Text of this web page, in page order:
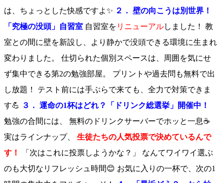
は、ちょっとした快感ですよ✨ ２． 壁の向こうは別世界！
「究極の没頭」自習室 自習室を リニューアルしました！ 教
室との間に壁を新設し、より静かで没頭できる環境に生まれ
変わりました。 仕切られた個別スペースは、周囲を気にせ
ず集中できる第2の勉強部屋。 プリントや過去問も無料で出
し放題！ テスト前には手ぶらで来ても、全力で対策できま
す💪 ３． 運命の1杯はどれ？「ドリンク総選挙」開催中！
勉強の合間には、 無料のドリンクサーバーでホッと一息☕
実はラインナップ、 生徒たちの人気投票で決めているんで
す！
「次はこれに投票しようかな？」 なんてワイワイ選ぶ
のも大切なリフレッシュ時間😊 お気に入りの一杯で、次の1